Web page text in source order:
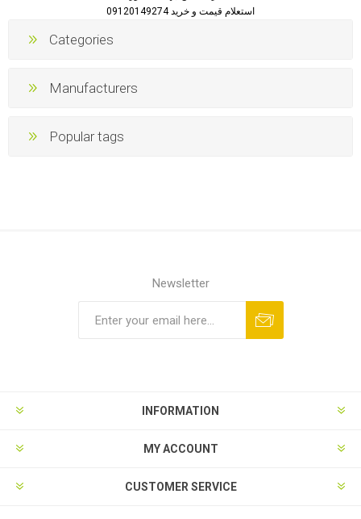
استعلام قیمت و خرید 09120149274
Categories
Manufacturers
Popular tags
Newsletter
INFORMATION
MY ACCOUNT
CUSTOMER SERVICE